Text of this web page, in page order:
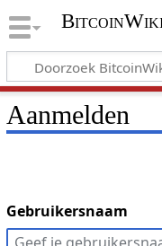
Aanmelden
Gebruikersnaam